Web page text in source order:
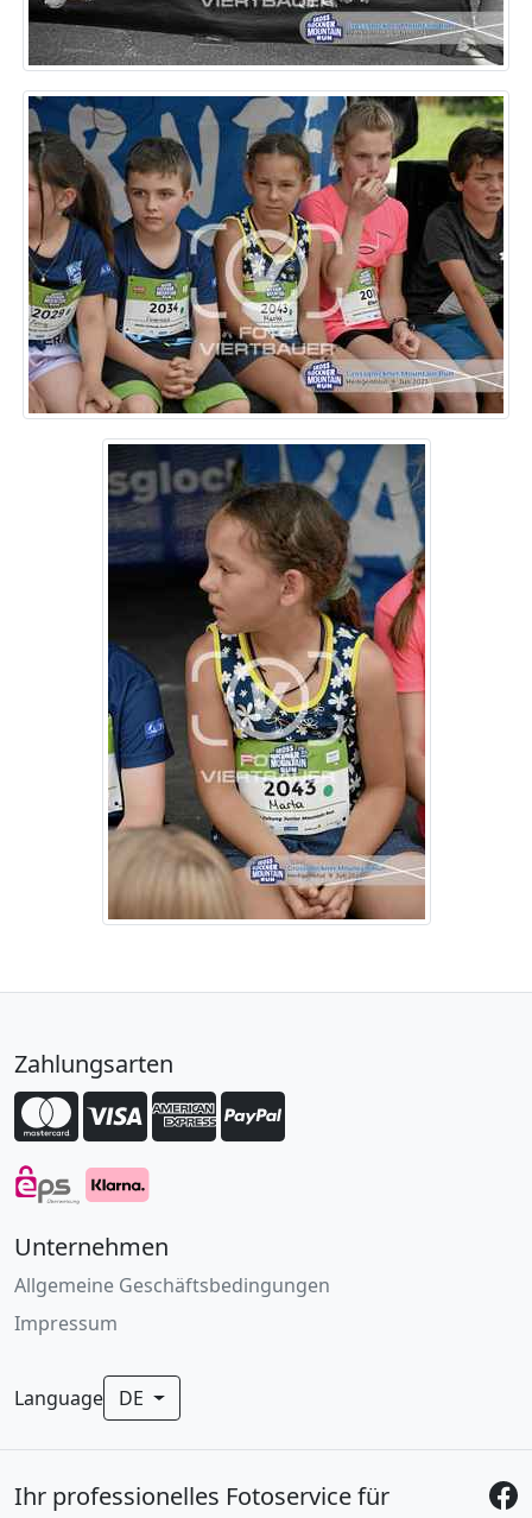
Zahlungsarten
Unternehmen
Allgemeine Geschäftsbedingungen
Impressum
Language DE
Ihr professionelles Fotoservice für